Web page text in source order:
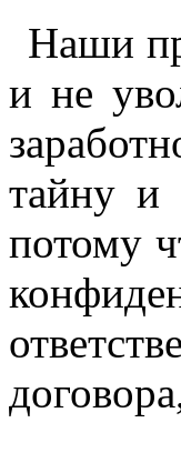
Наши
и не
тайну и
потому